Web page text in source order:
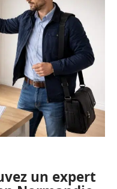
un expert